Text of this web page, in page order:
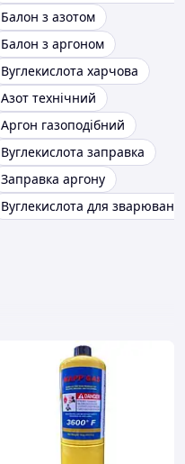
Балон з азотом
Балон з аргоном
Вуглекислота харчова
Азот технічний
Аргон газоподібний
Вуглекислота заправка
Заправка аргону
Вуглекислота для